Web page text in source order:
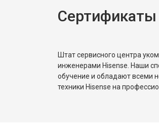
Замена реле
Штат сервисного центра
инженерами Hisense. Наши
обучение и обладают всеми
техники Hisense на